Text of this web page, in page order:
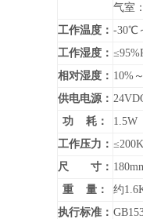
气室
工作温度： -30℃
工作湿度：
相对湿度： 10%
供电电源：
功 耗：
1.5W
工作压力：
尺 寸：
重 量：
约
执行标准：